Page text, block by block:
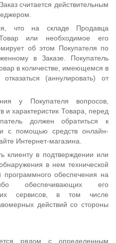
считается действительным
что на складе Продавца
или необходимое его
об этом Покупателя по
в Заказе. Покупатель
в количестве, имеющемся в
(аннулировать) от
у Покупателя вопросов,
и характеристик Товара, перед
должен обратиться к
с помощью средств онлайн-
Интернет-магазина.
клиенту в подтверждении или
в нем технической
обеспечения на
обеспечивающих его
сервисов, в том числе
действий со стороны
рядом с определенным